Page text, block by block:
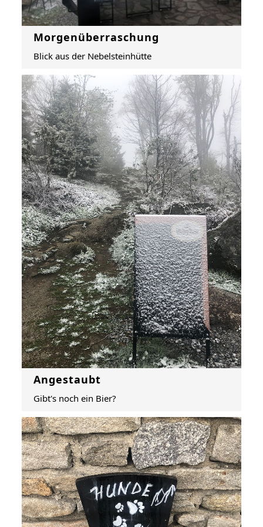
Morgenüberraschung
Blick aus der Nebelsteinhütte
Angestaubt
Gibt's noch ein Bier?